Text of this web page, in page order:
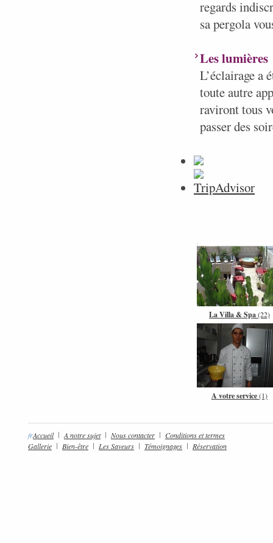
regards
sa pergola
Les lumières
L’éclairage a
toute autre
raviront tous
passer des
La Villa & Spa(22)
A votre service(1)
frAccueil A notre sujet Nous contacter
Conditions et termes
Gallerie
Bien-être Les Saveurs Témoignages Réservation